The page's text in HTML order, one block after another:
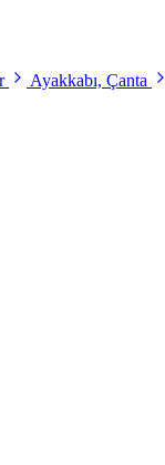
Ayakkabı, Çanta